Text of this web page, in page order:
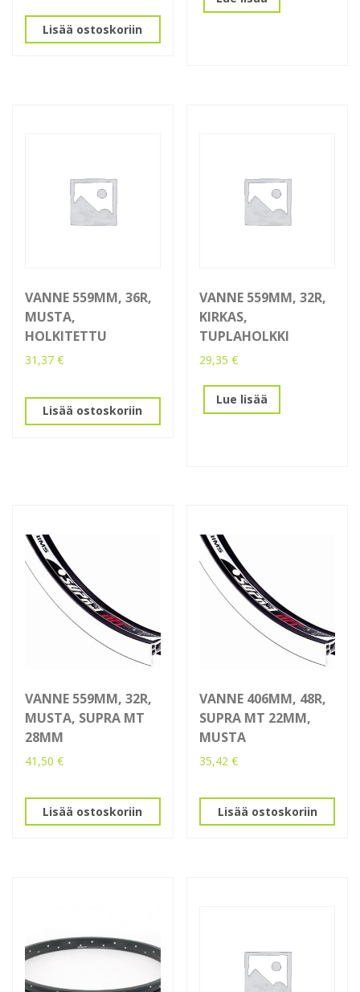
Lisää ostoskoriin
VANNE 559MM, 36R,
MUSTA,
HOLKITETTU
31,37 €
Lisää ostoskoriin
VANNE 559MM, 32R,
KIRKAS,
TUPLAHOLKKI
29,35€
Lue lisää
VANNE 559MM, 32R,
MUSTA, SUPRA MT
28MM
41,50 €
Lisää ostoskoriin
VANNE 406MM, 48R,
SUPRA MT 22MM,
MUSTA
35,42€
Lisää ostoskoriin